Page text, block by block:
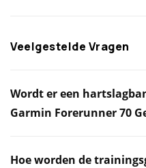
Veelgestelde Vragen
Wordt er een
Garmin Forerunner 70
Hoe worden de